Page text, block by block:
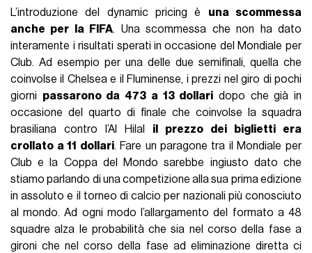
L’introduzione del dynamic pricing è una scommessa
anche per la FIFA. Una scommessa che non ha dato
interamente i risultati sperati in occasione del Mondiale per
Club. Ad esempio per una delle due semifinali, quella che
coinvolse il Chelsea e il Fluminense, i prezzi nel giro di pochi
giorni passarono da 473 a 13 dollari dopo che già in
occasione del quarto di finale che coinvolse la squadra
brasiliana contro l’Al Hilal il prezzo dei biglietti era
crollato a 11 dollari. Fare un paragone tra il Mondiale per
Club e la Coppa del Mondo sarebbe ingiusto dato che
stiamo parlando di una competizione alla sua prima edizione
in assoluto e il torneo di calcio per nazionali più conosciuto
al mondo. Ad ogni modo l’allargamento del formato a 48
squadre alza le probabilità che sia nel corso della fase a
gironi che nel corso della fase ad eliminazione diretta ci